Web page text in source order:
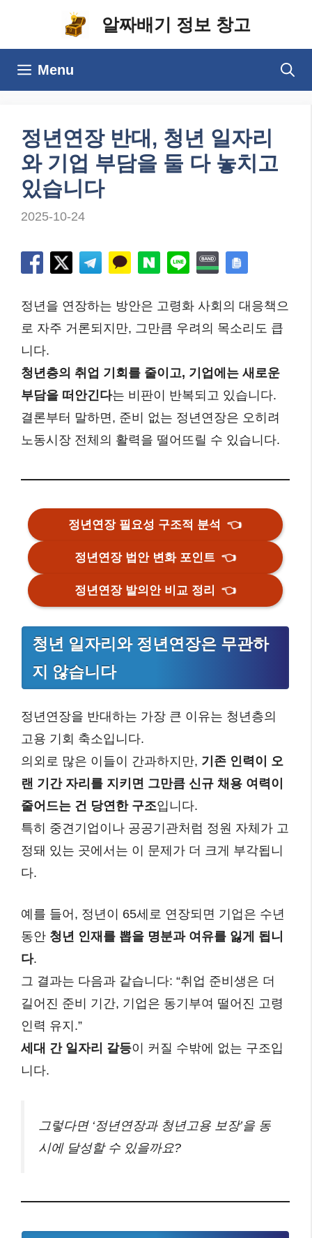
알짜배기 정보 창고
Menu
정년연장 반대, 청년 일자리
와 기업 부담을 둘 다 놓치고
있습니다
2025-10-24
정년을 연장하는 방안은 고령화 사회의 대응책으
로 자주 거론되지만, 그만큼 우려의 목소리도 큽
니다.
청년층의 취업 기회를 줄이고, 기업에는 새로운
부담을 떠안긴다는 비판이 반복되고 있습니다.
결론부터 말하면, 준비 없는 정년연장은 오히려
노동시장 전체의 활력을 떨어뜨릴 수 있습니다.
정년연장 필요성 구조적 분석👈
정년연장 법안 변화 포인트👈
정년연장 발의안 비교 정리👈
청년 일자리와 정년연장은 무관하
지 않습니다
정년연장을 반대하는 가장 큰 이유는 청년층의
고용 기회 축소입니다.
의외로 많은 이들이 간과하지만, 기존 인력이 오
랜 기간 자리를 지키면 그만큼 신규 채용 여력이
줄어드는 건 당연한 구조입니다.
특히 중견기업이나 공공기관처럼 정원 자체가 고
정돼 있는 곳에서는 이 문제가 더 크게 부각됩니
다.
예를 들어, 정년이 65세로 연장되면 기업은 수년
동안 청년 인재를 뽑을 명분과 여유를 잃게 됩니
다.
그 결과는 다음과 같습니다: “취업 준비생은 더
길어진 준비 기간, 기업은 동기부여 떨어진 고령
인력 유지.”
세대 간 일자리 갈등이 커질 수밖에 없는 구조입
니다.
그렇다면 ‘정년연장과 청년고용 보장’을 동
시에 달성할 수 있을까요?